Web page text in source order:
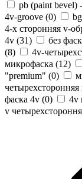
pb (paint bevel)
4v-groove (0)
4-х сторонняя v-
4v (31) без
(8) 4v-
микрофаска (12)
"premium" (0)
фаска 4v (0) 4v
v